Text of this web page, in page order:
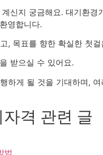
신지 궁금해요. 대기환경
영합니다.
, 목표를 향한 확실한 첫
받으실 수 있어요.
하게 될 것을 기대하며,
격 관련 글
법